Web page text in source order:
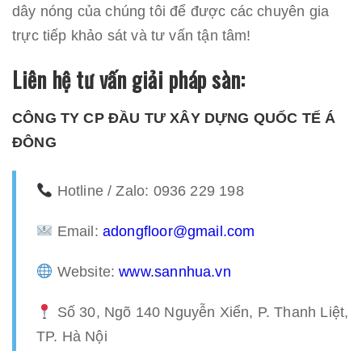
dây nóng của chúng tôi để được các chuyên gia
trực tiếp khảo sát và tư vấn tận tâm!
Liên hệ tư vấn giải pháp sàn:
CÔNG TY CP ĐẦU TƯ XÂY DỰNG QUỐC TẾ Á
ĐÔNG
Hotline / Zalo: 0936 229 198
Email: adongfloor@gmail.com
Website:www.sannhua.vn
Số 30, Ngõ 140 Nguyễn Xiển, P. Thanh Liệt,
TP. Hà Nội